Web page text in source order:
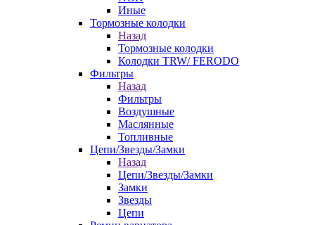
Иные
Тормозные колодки
Назад
Тормозные колодки
Колодки TRW/ FERODO
Фильтры
Назад
Фильтры
Воздушные
Маслянные
Топливные
Цепи/Звезды/Замки
Назад
Цепи/Звезды/Замки
Замки
Звезды
Цепи